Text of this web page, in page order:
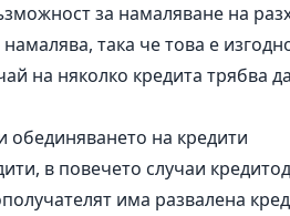
за намаляване на
така че това е
на няколко кредита трябва
обединяването на кредити
в повечето случаи
има развалена